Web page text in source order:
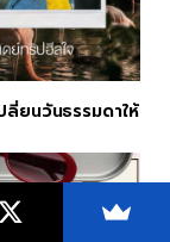
ยนวันธรรมดาให้